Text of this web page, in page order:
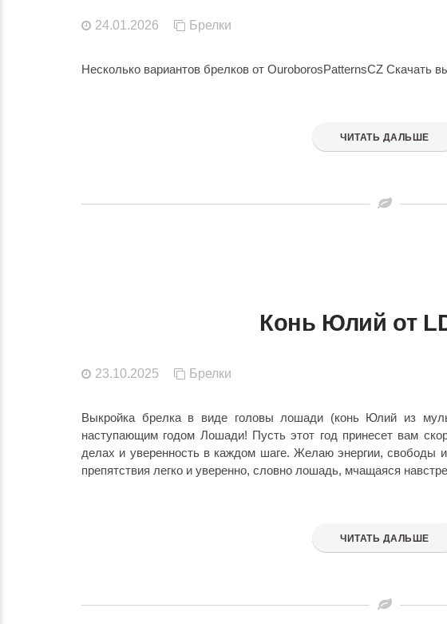
24.01.2026 Брелки
Несколько вариантов брелков от OuroborosPatternsCZ Скачать
ЧИТАТЬ ДАЛЬШЕ
Конь Юлий от
23.10.2025 Брелки
Выкройка брелка в виде головы лошади (конь Юлий из
наступающим годом Лошади! Пусть этот год принесет вам
делах и уверенность в каждом шаге. Желаю энергии, свободы
препятствия легко и уверенно, словно лошадь, мчащаяся
ЧИТАТЬ ДАЛЬШЕ